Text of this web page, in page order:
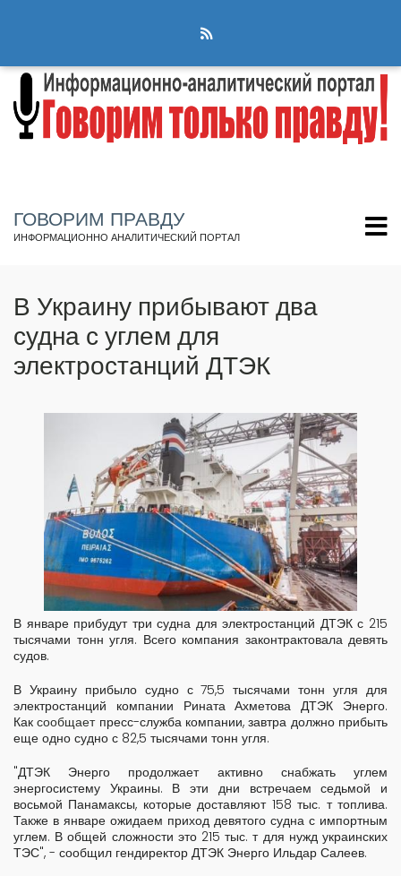
содержанию
ГОВОРИМ ПРАВДУ
ИНФОРМАЦИОННО АНАЛИТИЧЕСКИЙ ПОРТАЛ
В Украину прибывают два
судна с углем для
электростанций ДТЭК
В январе прибудут три судна для электростанций ДТЭК с 215
тысячами тонн угля. Всего компания законтрактовала девять
судов.
В Украину прибыло судно с 75,5 тысячами тонн угля для
электростанций компании Рината Ахметова ДТЭК Энерго.
Каксообщает пресс-служба компании, завтра должно прибыть
еще одно судно с 82,5 тысячами тонн угля.
"ДТЭК Энерго продолжает активно снабжать углем
энергосистему Украины. В эти дни встречаем седьмой и
восьмой Панамаксы, которые доставляют 158 тыс. т топлива.
Также в январе ожидаем приход девятого судна с импортным
углем. В общей сложности это 215 тыс. т для нужд украинских
ТЭС", - сообщил гендиректор ДТЭК Энерго Ильдар Салеев.